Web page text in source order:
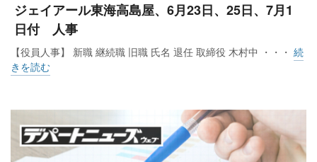
ジェイアール東海高島屋、6月23日、25日、7月1
日付 人事
【役員人事】 新職 継続職 旧職 氏名 退任 取締役 木村中 ・・・ 続
きを読む